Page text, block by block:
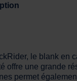
le blank en
offre une grande
permet